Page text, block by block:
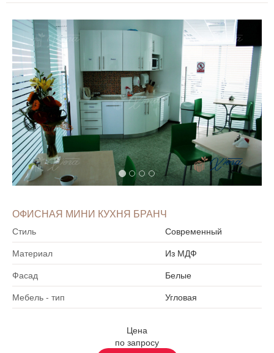
ОФИСНАЯ МИНИ КУХНЯ БРАНЧ
Стиль
Современный
Материал
Из МДФ
Фасад
Белые
Мебель - тип
Угловая
Цена
по запросу